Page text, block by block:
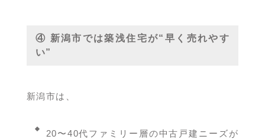
④ 新潟市では築浅住宅が“早く売れやす
い”
新潟市は、
20〜40代ファミリー層の中古戸建ニーズが